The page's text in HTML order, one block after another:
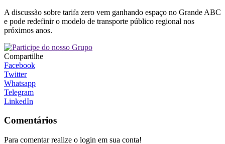
A discussão sobre tarifa zero vem ganhando espaço no Grande ABC
e pode redefinir o modelo de transporte público regional nos
próximos anos.
Compartilhe
Facebook
Twitter
Whatsapp
Telegram
LinkedIn
Comentários
Para comentar realize o login em sua conta!